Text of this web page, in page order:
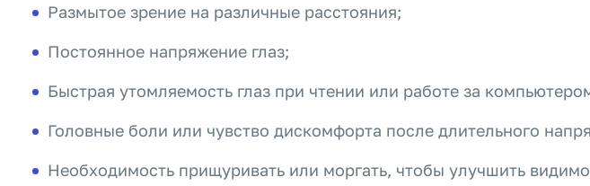
Размытое зрение на различные расстояния;
Постоянное напряжение глаз;
Быстрая утомляемость глаз при чтении или работе за
Головные боли или чувство дискомфорта после длительного
Необходимость прищуривать или моргать, чтобы улучшить